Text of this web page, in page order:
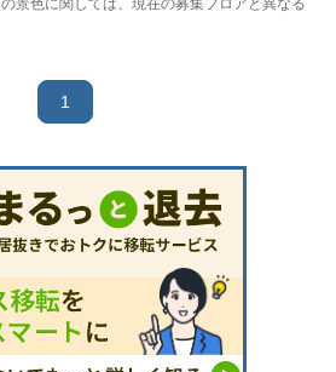
景色に関しては、現在の募集フロアと異なる
1